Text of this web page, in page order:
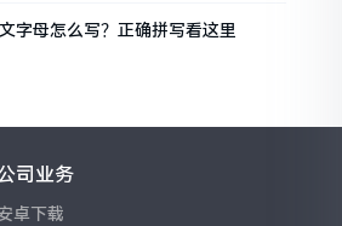
字母怎么写？正确拼写看这里
司业务
卓下载